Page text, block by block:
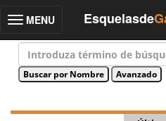
Toggle
MENU Esquelasde